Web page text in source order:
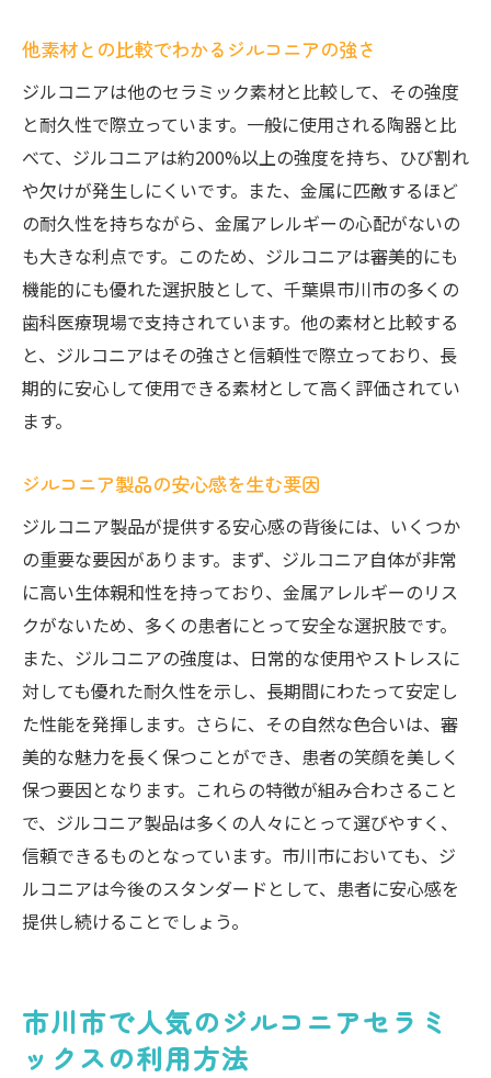
他素材との比較でわかるジルコニアの強さ
ジルコニアは他のセラミック素材と比較して、その強度
と耐久性で際立っています。一般に使用される陶器と比
べて、ジルコニアは約200%以上の強度を持ち、ひび割れ
や欠けが発生しにくいです。また、金属に匹敵するほど
の耐久性を持ちながら、金属アレルギーの心配がないの
も大きな利点です。このため、ジルコニアは審美的にも
機能的にも優れた選択肢として、千葉県市川市の多くの
歯科医療現場で支持されています。他の素材と比較する
と、ジルコニアはその強さと信頼性で際立っており、長
期的に安心して使用できる素材として高く評価されてい
ます。
ジルコニア製品の安心感を生む要因
ジルコニア製品が提供する安心感の背後には、いくつか
の重要な要因があります。まず、ジルコニア自体が非常
に高い生体親和性を持っており、金属アレルギーのリス
クがないため、多くの患者にとって安全な選択肢です。
また、ジルコニアの強度は、日常的な使用やストレスに
対しても優れた耐久性を示し、長期間にわたって安定し
た性能を発揮します。さらに、その自然な色合いは、審
美的な魅力を長く保つことができ、患者の笑顔を美しく
保つ要因となります。これらの特徴が組み合わさること
で、ジルコニア製品は多くの人々にとって選びやすく、
信頼できるものとなっています。市川市においても、ジ
ルコニアは今後のスタンダードとして、患者に安心感を
提供し続けることでしょう。
市川市で人気のジルコニアセラミ
ックスの利用方法